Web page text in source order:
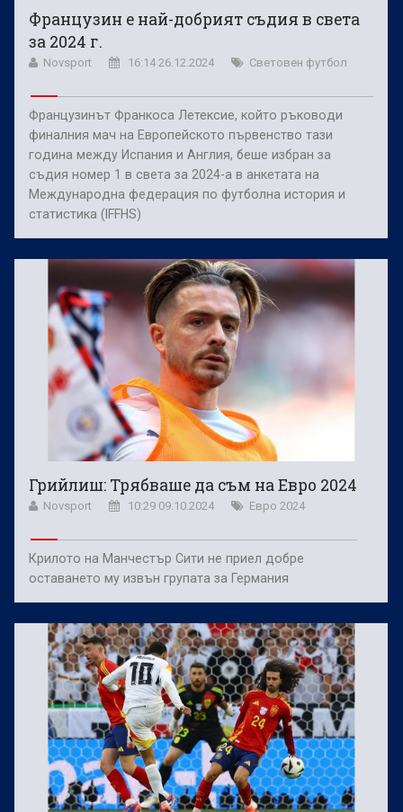
Французин е най-добрият съдия в света
за 2024 г.
Novsport 16:14 26.12.2024 Световен футбол
Французинът Франкоса Летексие, който ръководи
финалния мач на Европейското първенство тази
година между Испания и Англия, беше избран за
съдия номер 1 в света за 2024-а в анкетата на
Международна федерация по футболна история и
статистика (IFFHS)
Грийлиш: Трябваше да съм на Евро 2024
Novsport 10:29 09.10.2024 Евро 2024
Крилото на Манчестър Сити не приел добре
оставането му извън групата за Германия